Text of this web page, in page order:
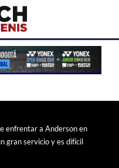
enfrentar a Anderson en
gran servicio y es difícil